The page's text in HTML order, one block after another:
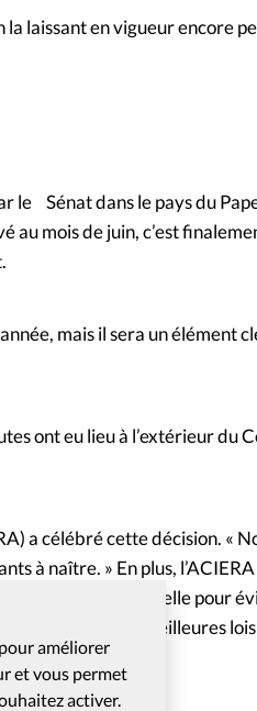
améliorer
et vous permet
activer.
laissant en vigueur encore
le Sénat dans le pays du
au mois de juin, c’est
mais il sera un élément
ont eu lieu à l’extérieur du
a célébré cette décision. «
à naître. » En plus, l’ACIERA
de protection sexuelle pour
développer de meilleures lois